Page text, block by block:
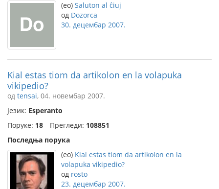
(eo) Saluton al ĉiuj
од Dozorca
30. децембар 2007.
Kial estas tiom da artikolon en la volapuka
vikipedio?
од tensai, 04. новембар 2007.
Језик: Esperanto
Поруке: 18 Прегледи: 108851
Последња порука
(eo) Kial estas tiom da artikolon en la
volapuka vikipedio?
од rosto
23. децембар 2007.